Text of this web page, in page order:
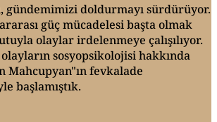
gündemimizi doldurmayı sürdürüyor.
güç mücadelesi başta olmak
olaylar irdelenmeye çalışılıyor.
olayların sosyopsikolojisi hakkında
Mahcupyan"ın fevkalade
başlamıştık.